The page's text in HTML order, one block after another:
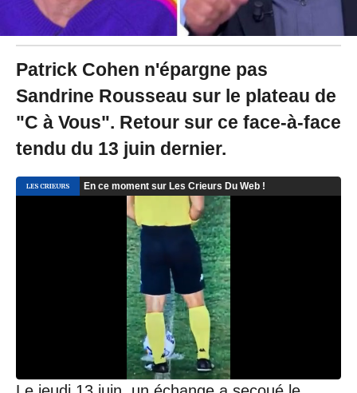
Patrick Cohen n'épargne pas
Sandrine Rousseau sur le plateau de
"C à Vous". Retour sur ce face-à-face
tendu du 13 juin dernier.